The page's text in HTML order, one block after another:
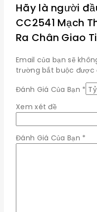
Hãy là người
CC2541 Mạch
Ra Chân Giao
Email của bạn sẽ
trường bắt buộc được
Đánh Giá Của Bạn *
Xem xét đề
Đánh Giá Của Bạn *